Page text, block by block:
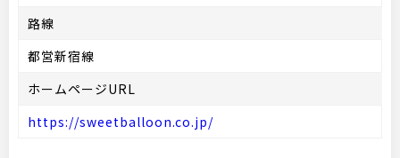
路線
都営新宿線
ホームページURL
https://sweetballoon.co.jp/